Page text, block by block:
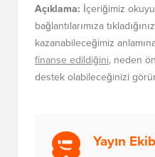
Açıklama: İçeriğimiz
bağlantılarımıza
kazanabileceğimiz
finanse edildiğini, neden
destek olabileceğinizi
Yayın